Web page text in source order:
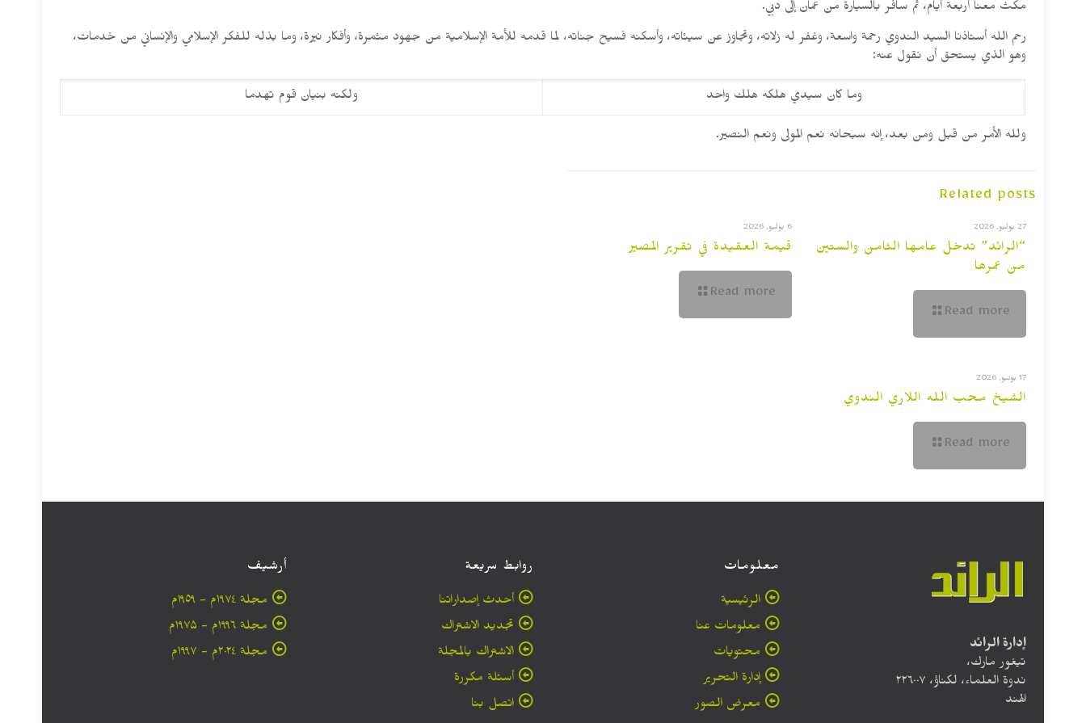
مكث معنا أربعة أيام، ثم سافر بالسيارة من عمان إلى دبي.
رحم الله أستاذنا السيد الندوي رحمة واسعة، وغفر له زلاته، وتجاوز عن سيئاته، وأسكنه فسيح جناته، لما قدمه للأمة الإسلامية من جهود مثمرة، وأفكار نيرة، وما بذله للفكر الإسلامي والإنساني من خدمات،
وهو الذي يستحق أن نقول عنه:
وما كان سيدي هلكه هلك واحد ولكنه بنيان قوم تهدما
ولله الأمر من قبل ومن بعد، إنه سبحانه نعم المولى ونعم النصير.
Related posts
27 يوليو, 2026
“الرائد” تدخل عامها الثامن والستين
من عمرها
Read more
6 يوليو, 2026
قيمة العقيدة في تقرير المصير
Read more
17 يونيو, 2026
الشيخ محب الله اللاري الندوي
Read more
إدارة الرائد
تيغور مارك،
ندوة العلماء، لكناؤ، ۲۲٦۰۰۷
الهند
معلومات
الرئيسية
معلومات عنا
محتويات
إدارة التحرير
معرض الصور
روابط سريعة
أحدث إصداراتنا
تجديد الاشتراك
الاشتراك بالمجلة
أسئلة مكررة
اتصل بنا
أرشيف
مجلة ۱۹۷٤م - ١٩٥٩م
مجلة ۱۹۹٦م - ۱۹۷۵م
مجلة ۲۰۲٤م - ۱۹۹۷م